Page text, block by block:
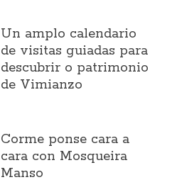
Un amplo calendario
de visitas guiadas para
descubrir o patrimonio
de Vimianzo
Corme ponse cara a
cara con Mosqueira
Manso